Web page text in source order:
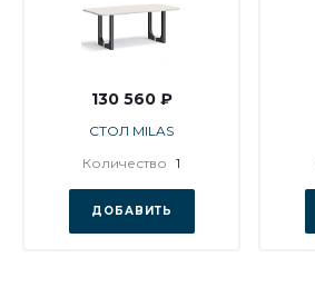
130 560 ₽
СТОЛ MILAS
Количество 1
ДОБАВИТЬ